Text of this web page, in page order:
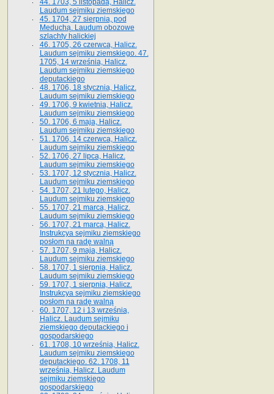
44. 1703, 5 listopada, Halicz.
Laudum sejmiku ziemskiego
45. 1704, 27 sierpnia, pod
Meduchą. Laudum obozowe
szlachty halickiej
46. 1705, 26 czerwca, Halicz.
Laudum sejmiku ziemskiego. 47.
1705, 14 września, Halicz.
Laudum sejmiku ziemskiego
deputackiego
48. 1706, 18 stycznia, Halicz.
Laudum sejmiku ziemskiego
49. 1706, 9 kwietnia, Halicz.
Laudum sejmiku ziemskiego
50. 1706, 6 maja, Halicz.
Laudum sejmiku ziemskiego
51. 1706, 14 czerwca, Halicz.
Laudum sejmiku ziemskiego
52. 1706, 27 lipca, Halicz.
Laudum sejmiku ziemskiego
53. 1707, 12 stycznia, Halicz.
Laudum sejmiku ziemskiego
54. 1707, 21 lutego, Halicz.
Laudum sejmiku ziemskiego
55. 1707, 21 marca, Halicz.
Laudum sejmiku ziemskiego
56. 1707, 21 marca, Halicz.
Instrukcya sejmiku ziemskiego
posłom na radę walną
57. 1707, 9 maja, Halicz.
Laudum sejmiku ziemskiego
58. 1707, 1 sierpnia, Halicz.
Laudum sejmiku ziemskiego
59. 1707, 1 sierpnia, Halicz.
Instrukcya sejmiku ziemskiego
posłom na radę walną
60. 1707, 12 i 13 września,
Halicz. Laudum sejmiku
ziemskiego deputackiego i
gospodarskiego
61. 1708, 10 września, Halicz.
Laudum sejmiku ziemskiego
deputackiego. 62. 1708, 11
września, Halicz. Laudum
sejmiku ziemskiego
gospodarskiego